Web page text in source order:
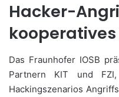
kooperatives
Das Fraunhofer IOSB
Partnern KIT und
Hackingszenarios